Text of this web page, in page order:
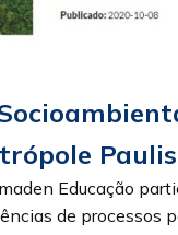
Educação
de processos